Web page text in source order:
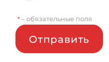
Отправить
* – обязательные поля